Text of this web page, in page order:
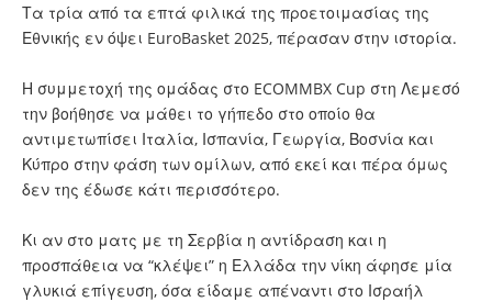
Τα τρία από τα επτά φιλικά της προετοιμασίας της
Εθνικής εν όψει EuroBasket 2025, πέρασαν στην ιστορία.
Η συμμετοχή της ομάδας στο ECOMMBX Cup στη Λεμεσό
την βοήθησε να μάθει το γήπεδο στο οποίο θα
αντιμετωπίσει Ιταλία, Ισπανία, Γεωργία, Βοσνία και
Κύπρο στην φάση των ομίλων, από εκεί και πέρα όμως
δεν της έδωσε κάτι περισσότερο.
Κι αν στο ματς με τη Σερβία η αντίδραση και η
προσπάθεια να “κλέψει” η Ελλάδα την νίκη άφησε μία
γλυκιά επίγευση, όσα είδαμε απέναντι στο Ισραήλ